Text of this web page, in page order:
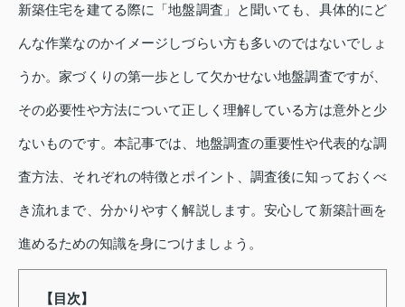
新築住宅を建てる際に「地盤調査」と聞いても、具体的にど
んな作業なのかイメージしづらい方も多いのではないでしょ
うか。家づくりの第一歩として欠かせない地盤調査ですが、
その必要性や方法について正しく理解している方は意外と少
ないものです。本記事では、地盤調査の重要性や代表的な調
査方法、それぞれの特徴とポイント、調査後に知っておくべ
き流れまで、分かりやすく解説します。安心して新築計画を
進めるための知識を身につけましょう。
【目次】